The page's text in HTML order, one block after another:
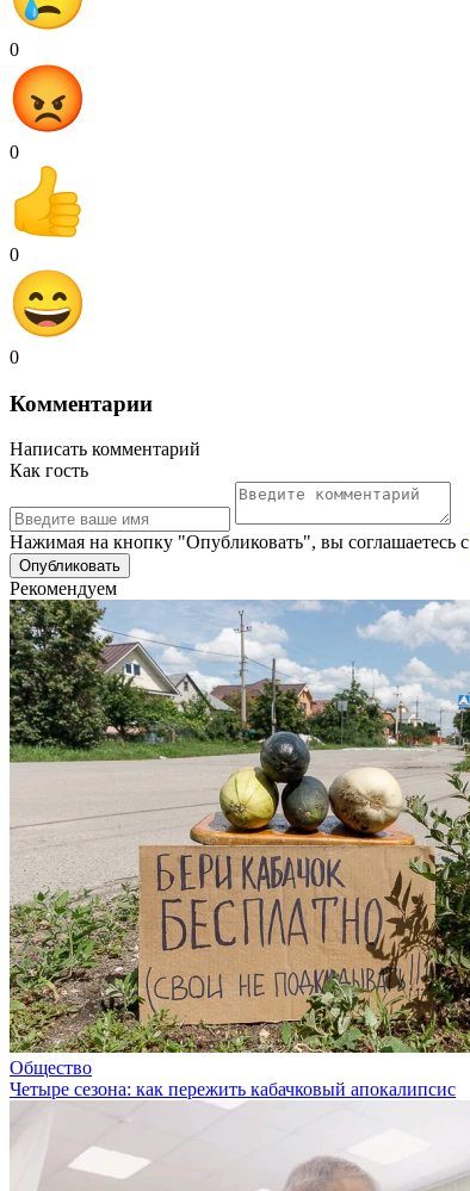
0
0
0
0
Комментарии
Написать комментарий
Как гость
Нажимая на кнопку "Опубликовать", вы соглашаетесь с
Рекомендуем
Общество
Четыре сезона: как пережить кабачковый апокалипсис